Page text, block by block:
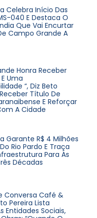
Celebra Início Das
040 E Destaca O
Que Vai Encurtar
Campo Grande A
Honra Receber
Uma
“, Diz Beto
Título De
E Reforçar
A Cidade
Garante R$ 4 Milhões
Rio Pardo E Traça
Para As
Décadas
Conversa Café &
Pereira Lista
Entidades Sociais,